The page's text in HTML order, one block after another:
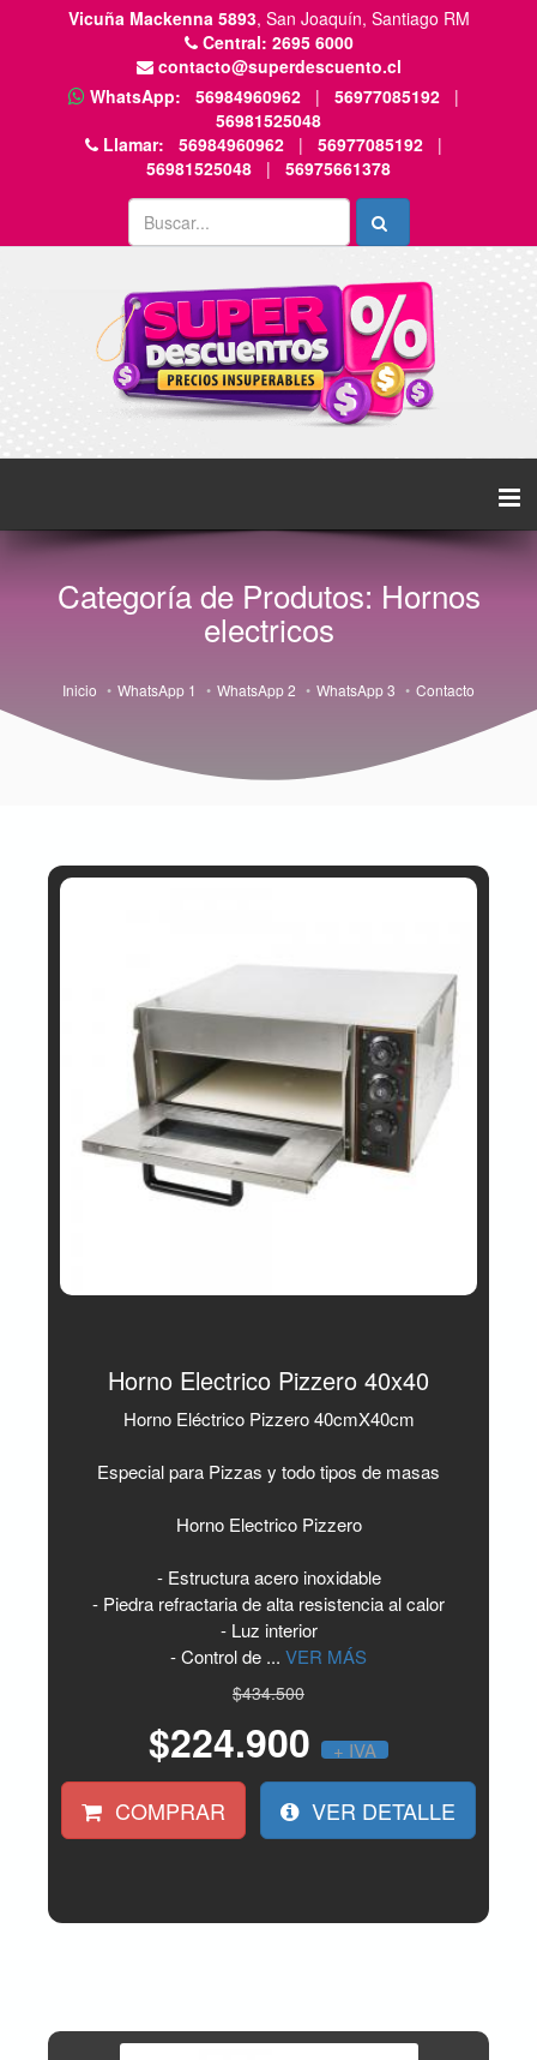
Vicuña Mackenna 5893, San Joaquín, Santiago RM
Central: 2695 6000
contacto@superdescuento.cl
WhatsApp:
56984960962 | 56977085192
|
56981525048
Llamar:
56984960962 | 56977085192
|
56981525048
| 56975661378
Categoría de Produtos: Hornos
electricos
Inicio WhatsApp 1 WhatsApp 2 WhatsApp 3 Contacto
Horno Electrico Pizzero 40x40
Horno Eléctrico Pizzero 40cmX40cm
Especial para Pizzas y todo tipos de masas
Horno Electrico Pizzero
- Estructura acero inoxidable
- Piedra refractaria de alta resistencia al calor
- Luz interior
- Control de ... VER MÁS
$434.500
$224.900 + IVA
COMPRAR VER DETALLE